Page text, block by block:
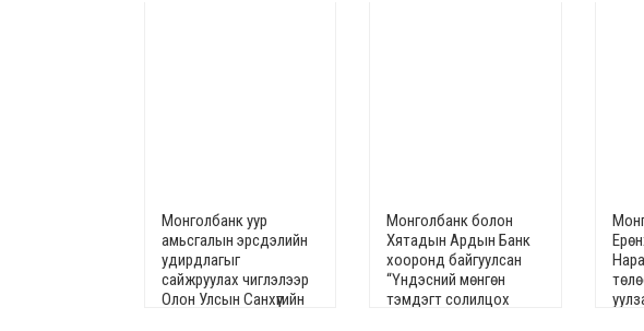
Монголбанк уур
амьсгалын эрсдэлийн
удирдлагыг
сайжруулах чиглэлээр
Олон Улсын Санхүүгийн
Монголбанк болон
Хятадын Ардын Банк
хооронд байгуулсан
“Үндэсний мөнгөн
тэмдэгт солилцох